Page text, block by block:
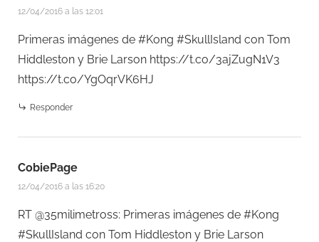
12/04/2016 a las 12:01
Primeras imágenes de #Kong #SkullIsland con Tom
Hiddleston y Brie Larson https://t.co/3ajZugN1V3
https://t.co/YgOqrVK6HJ
Responder
CobiePage
12/04/2016 a las 16:20
RT @35milimetross: Primeras imágenes de #Kong
#SkullIsland con Tom Hiddleston y Brie Larson